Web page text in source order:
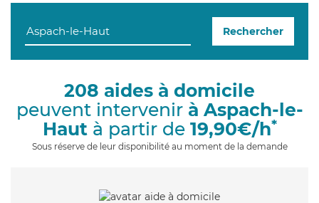
n
g
i
Rechercher
208 aides à domicile
peuvent intervenir à Aspach-le-
Hautà partir de 19,90€/h*
Sous réserve de leur disponibilité au moment de la demande